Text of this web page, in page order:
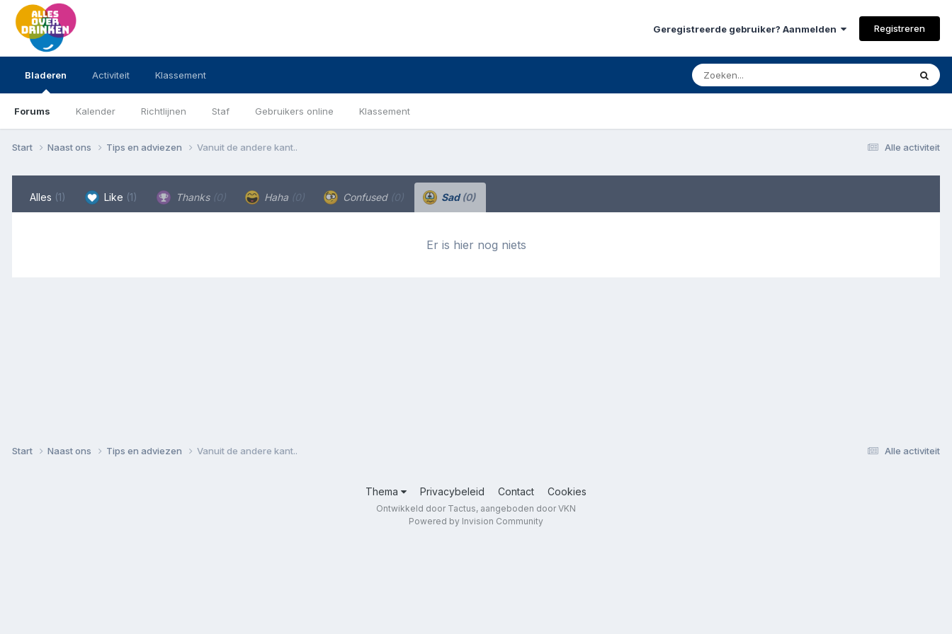
Geregistreerde gebruiker? Aanmelden Registreren
Bladeren
Forums Kalender Richtlijnen Staf Gebruikers online Klassement
Activiteit Klassement
Alle activiteit
Start Naast ons Tips en adviezen Vanuit de andere kant..
Alles (1) Like (1) Thanks (0) Haha (0) Confused (0) Sad(0)
Er is hier nog niets
Alle activiteit
Start Naast ons Tips en adviezen Vanuit de andere kant..
Thema Privacybeleid Contact Cookies
Ontwikkeld door Tactus, aangeboden door VKN
Powered by Invision Community